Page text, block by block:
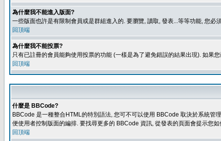
為什麼我不能進入版面?
一些版面也許是有限制會員或是群組進入的. 要瀏覽, 讀取, 發表...等等功能, 您
回頂端
為什麼我不能投票?
只有已註冊的會員能夠使用投票的功能 (一樣是為了避免錯誤的結果出現). 如果
回頂端
什麼是 BBCode?
BBCode 是一種整合HTML的特別語法, 您可不可以使用 BBCode 取決於系統
便使用者控制版面的編排. 要找尋更多的 BBCode 資訊, 從發表的頁面會提示您如
回頂端